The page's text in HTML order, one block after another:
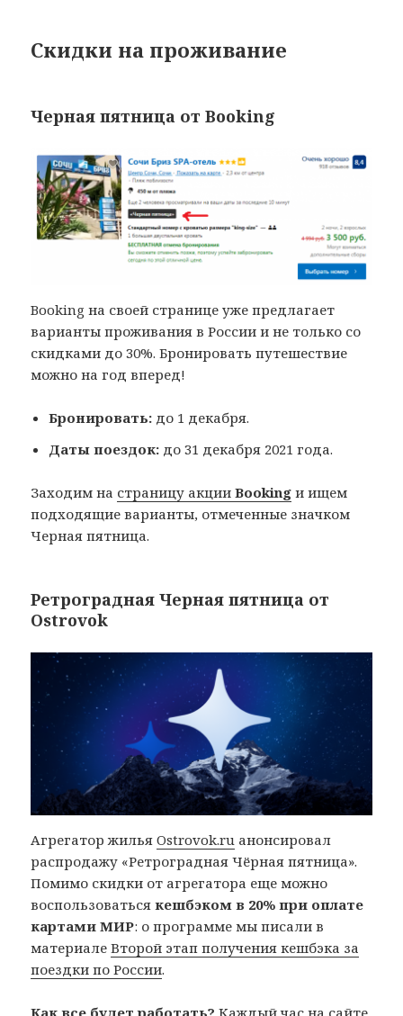
Скидки на проживание
Черная пятница от Booking
Booking на своей странице уже предлагает
варианты проживания в России и не только со
скидками до 30%. Бронировать путешествие
можно на год вперед!
Бронировать: до 1 декабря.
Даты поездок: до 31 декабря 2021 года.
Заходим на страницу акцииBooking и ищем
подходящие варианты, отмеченные значком
Черная пятница.
Ретроградная Черная пятница от
Ostrovok
Агрегатор жильяOstrovok.ru анонсировал
распродажу «Ретроградная Чёрная пятница».
Помимо скидки от агрегатора еще можно
воспользоватьсякешбэком в 20% при оплате
картами МИР: о программе мы писали в
материалеВторой этап получения кешбэка за
поездки по России.